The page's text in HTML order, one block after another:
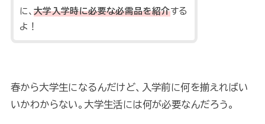
に、 大学入学時に必要な必需品を紹介する
よ！
春から大学生になるんだけど、入学前に何を揃えればい
いかわからない。大学生活には何が必要なんだろう。